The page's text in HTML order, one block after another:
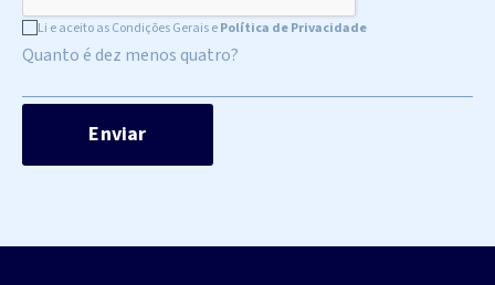
Li e aceito as Condições Gerais ePolítica de Privacidade
Quanto é dez menos quatro?